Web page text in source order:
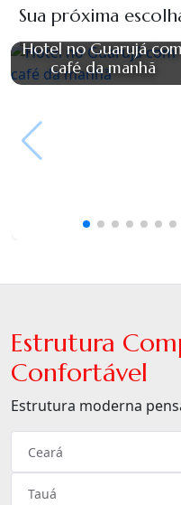
Sua próxima
Hotel no Guarujá com
café da manhã
Estrutura
Confortável
Estrutura moderna
Ceará
Tauá